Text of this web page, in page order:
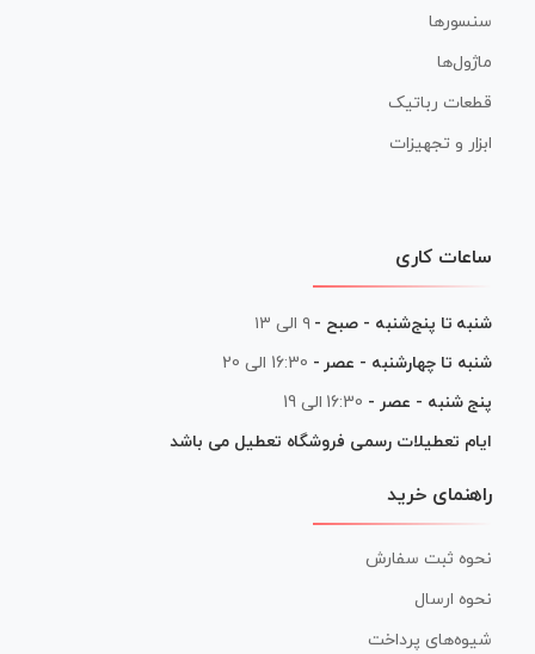
سنسورها
ماژول‌ها
قطعات رباتیک
ابزار و تجهیزات
ساعات کاری
شنبه تا پنج‌شنبه - صبح - ۹ الی ۱۳
شنبه تا چهارشنبه - عصر - 16:30 الی 20
پنج شنبه - عصر - 16:30 الی 19
ایام تعطیلات رسمی فروشگاه تعطیل می باشد
راهنمای خرید
نحوه ثبت سفارش
نحوه ارسال
شیوه‌های پرداخت